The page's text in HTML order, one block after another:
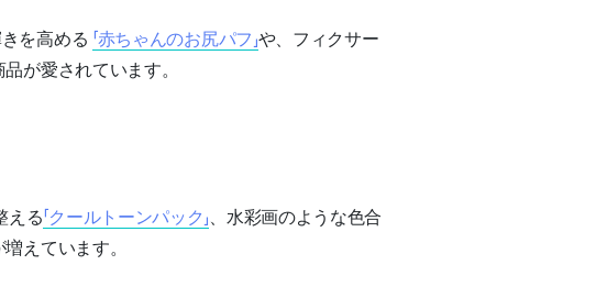
を高める 「赤ちゃんのお尻パフ」や、フィクサー
が愛されています。
える「クールトーンパック」、水彩画のような色合
えています。